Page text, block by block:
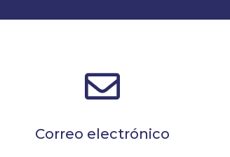
Correo electrónico